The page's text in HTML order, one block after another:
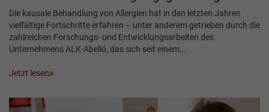
Die kausale Behandlung von Allergien hat in den letzten Jahren
vielfältige Fortschritte erfahren – unter anderem getrieben durch die
zahlreichen Forschungs- und Entwicklungsarbeiten des
Unternehmens ALK-Abelló, das sich seit einem…
Jetzt lesen